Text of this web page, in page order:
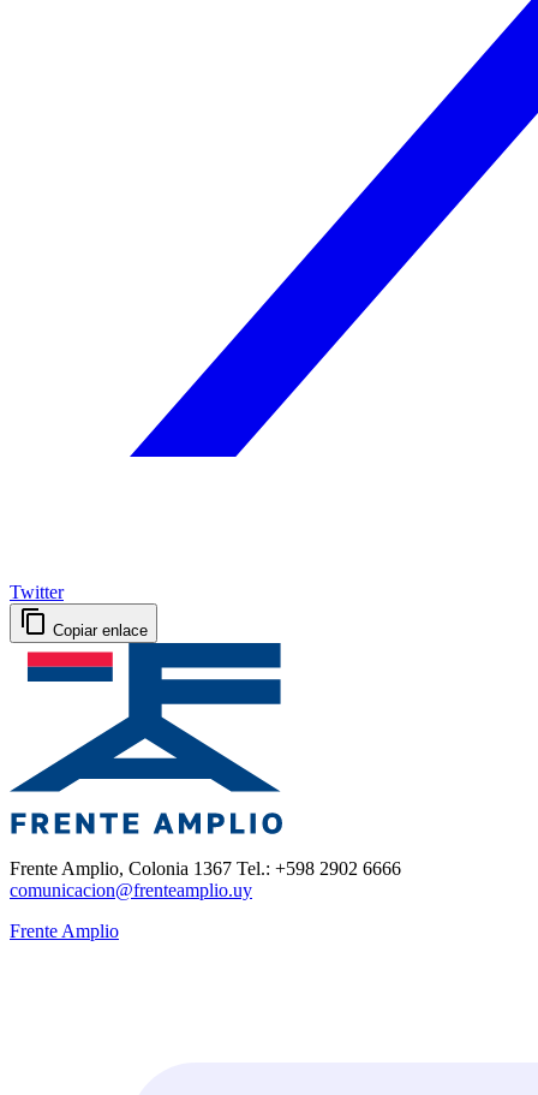
Twitter
Copiar enlace
Frente Amplio, Colonia 1367 Tel.: +598 2902 6666
comunicacion@frenteamplio.uy
Frente Amplio